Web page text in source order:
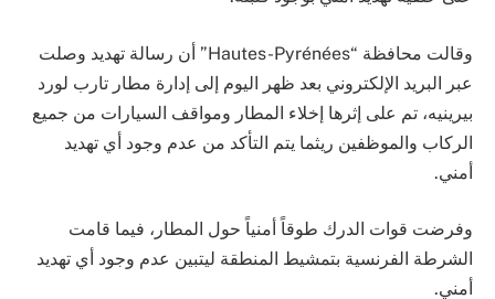
وقالت محافظة “Hautes-Pyrénées” أن رسالة تهديد وصلت
عبر البريد الإلكتروني بعد ظهر اليوم إلى إدارة مطار تارب لورد
بيرينيه، تم على إثرها إخلاء المطار ومواقف السيارات من جميع
الركاب والموظفين ريثما يتم التأكد من عدم وجود أي تهديد
أمني.
وفرضت قوات الدرك طوقاً أمنياً حول المطار، فيما قامت
الشرطة الفرنسية بتمشيط المنطقة ليتبين عدم وجود أي تهديد
أمني.